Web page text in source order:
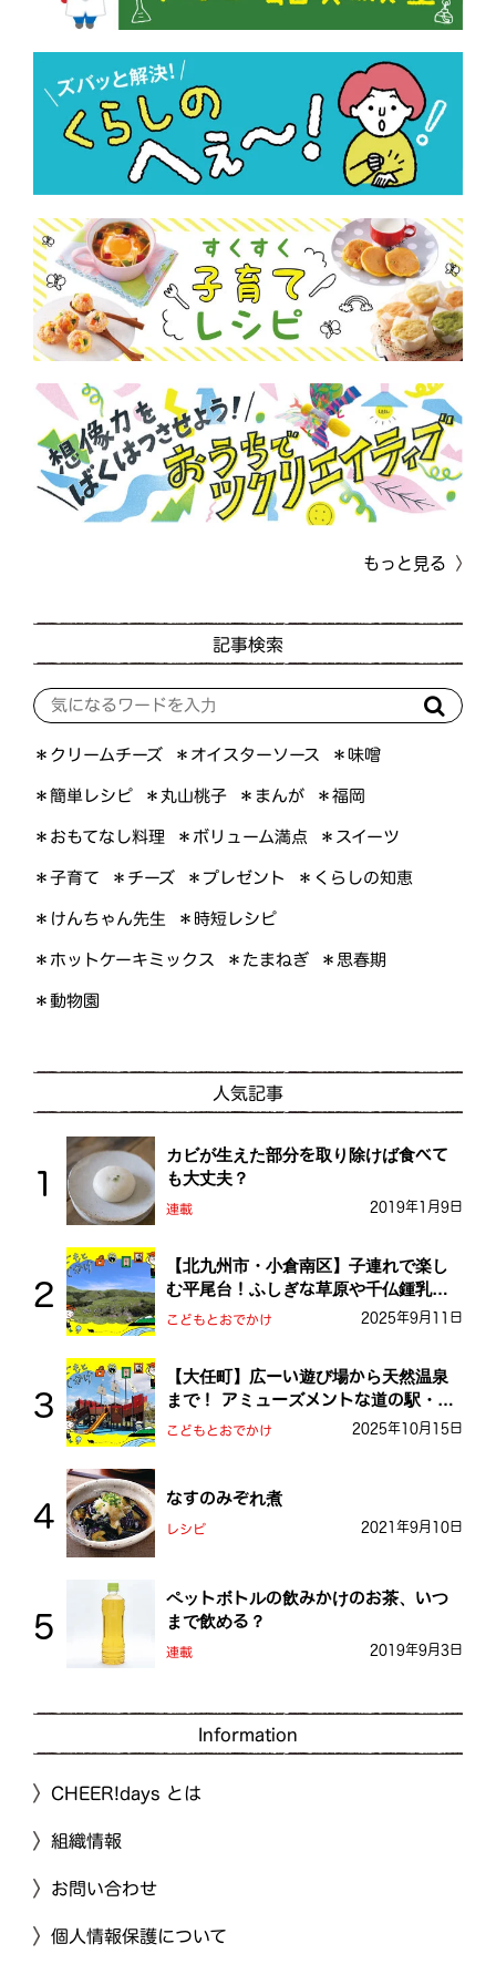
もっと見る
記事検索
＊クリームチーズ ＊オイスターソース ＊味噌
＊簡単レシピ ＊丸山桃子 ＊まんが ＊福岡
＊おもてなし料理 ＊ボリューム満点 ＊スイーツ
＊子育て ＊チーズ ＊プレゼント ＊くらしの知恵
＊けんちゃん先生 ＊時短レシピ
＊ホットケーキミックス ＊たまねぎ ＊思春期
＊動物園
人気記事
カビが生えた部分を取り除けば食べて
も大丈夫？
連載 2019年1月9日
【北九州市・小倉南区】子連れで楽し
む平尾台！ふしぎな草原や千仏鍾乳洞
を探検しよう！
こどもとおでかけ 2025年9月11日
【大任町】広ーい遊び場から天然温泉
まで！ アミューズメントな道の駅・お
おとう桜街道
こどもとおでかけ 2025年10月15日
なすのみぞれ煮
レシピ 2021年9月10日
ペットボトルの飲みかけのお茶、いつ
まで飲める？
連載 2019年9月3日
Information
CHEER!days とは
組織情報
お問い合わせ
個人情報保護について